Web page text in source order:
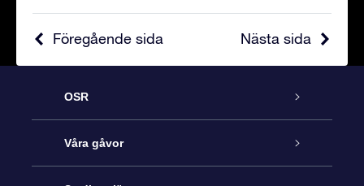
Nästa sida
Föregående sida
OSR
Kundtjänst
Våra gåvor